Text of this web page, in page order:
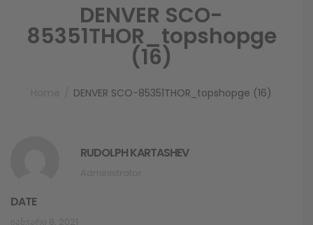
DENVER SCO-
85351THOR_topshopge
(16)
DENVER SCO-85351THOR_topshopge (16)
RUDOLPH KARTASHEV
DATE